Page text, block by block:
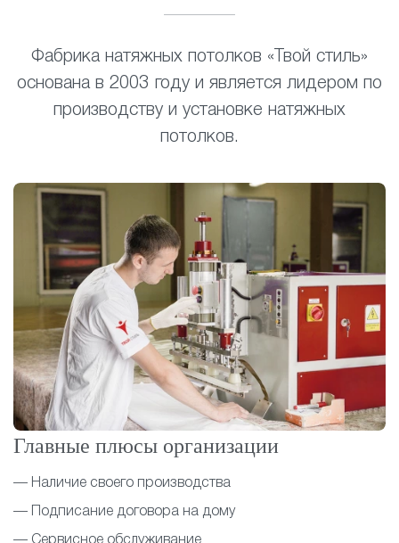
Фабрика натяжных потолков «Твой стиль»
основана в 2003 году и является лидером по
производству и установке натяжных
потолков.
Главные плюсы организации
— Наличие своего производства
— Подписание договора на дому